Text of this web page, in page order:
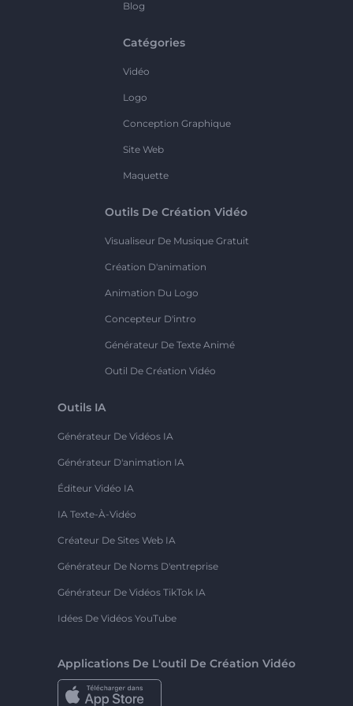
Blog
Catégories
Vidéo
Logo
Conception Graphique
Site Web
Maquette
Outils De Création Vidéo
Visualiseur De Musique Gratuit
Création D'animation
Animation Du Logo
Concepteur D'intro
Générateur De Texte Animé
Outil De Création Vidéo
Outils IA
Générateur De Vidéos IA
Générateur D'animation IA
Éditeur Vidéo IA
IA Texte-À-Vidéo
Créateur De Sites Web IA
Générateur De Noms D'entreprise
Générateur De Vidéos TikTok IA
Idées De Vidéos YouTube
Applications De L'outil De Création Vidéo